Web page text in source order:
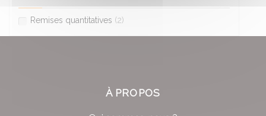
Remises quantitatives (2)
À PROPOS